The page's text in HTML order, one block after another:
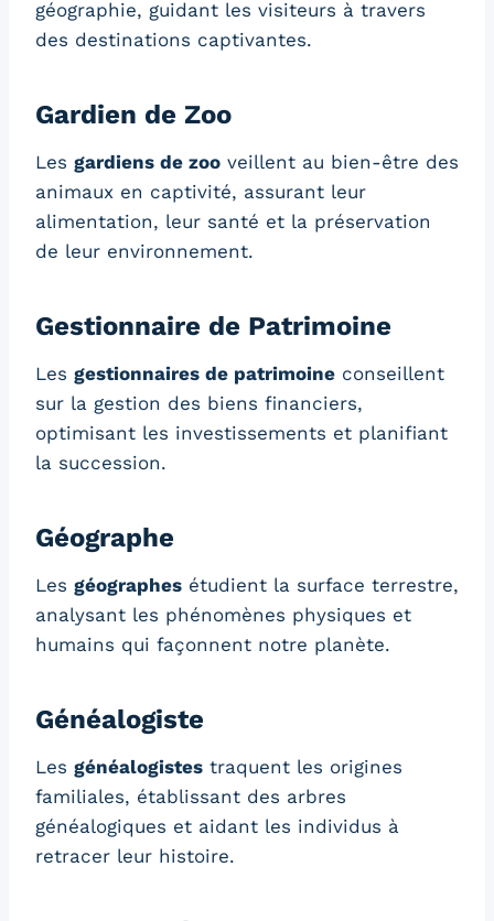
géographie, guidant les visiteurs à travers
des destinations captivantes.
Gardien de Zoo
Les gardiens de zoo veillent au bien-être des
animaux en captivité, assurant leur
alimentation, leur santé et la préservation
de leur environnement.
Gestionnaire de Patrimoine
Les gestionnaires de patrimoine conseillent
sur la gestion des biens financiers,
optimisant les investissements et planifiant
la succession.
Géographe
Les géographes étudient la surface terrestre,
analysant les phénomènes physiques et
humains qui façonnent notre planète.
Généalogiste
Les généalogistes traquent les origines
familiales, établissant des arbres
généalogiques et aidant les individus à
retracer leur histoire.